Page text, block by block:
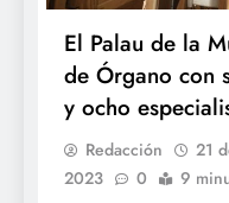
El Palau de la
de Órgano con
y ocho
Redacción
21
2023
0 9